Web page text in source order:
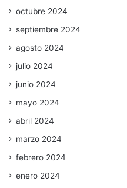
octubre 2024
septiembre 2024
agosto 2024
julio 2024
junio 2024
mayo 2024
abril 2024
marzo 2024
febrero 2024
enero 2024